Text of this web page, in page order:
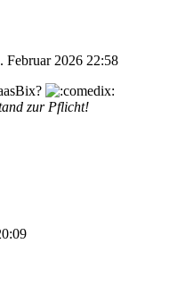
Februar 2026 22:58
zur Pflicht!